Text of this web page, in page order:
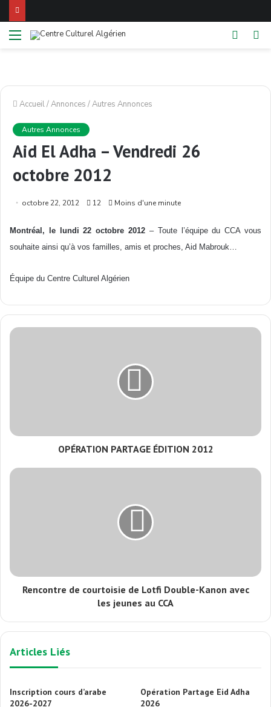
Menu
Switch
Accueil/Annonces /Autres Annonces
Autres Annonces
Aid El Adha – Vendredi 26
octobre 2012
octobre 22, 2012 12 Moins d'une minute
Montréal, le lundi 22 octobre 2012 – Toute l’équipe du CCA vous
souhaite ainsi qu’à vos familles, amis et proches, Aid Mabrouk…
Équipe du Centre Culturel Algérien
OPÉRATION PARTAGE ÉDITION 2012
Rencontre de courtoisie de Lotfi Double-Kanon avec
les jeunes au CCA
Articles Liés
Inscription cours d’arabe
2026-2027
Opération Partage Eid Adha
2026